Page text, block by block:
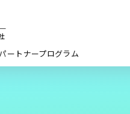
ートナープログラム